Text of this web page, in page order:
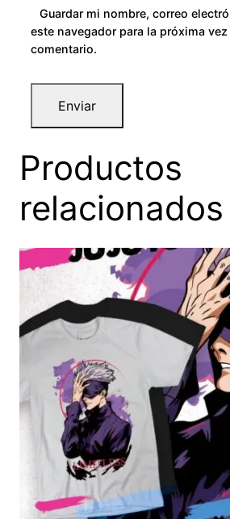
Guardar mi nombre, correo
este navegador para la próxima vez
comentario.
Productos
relacionados